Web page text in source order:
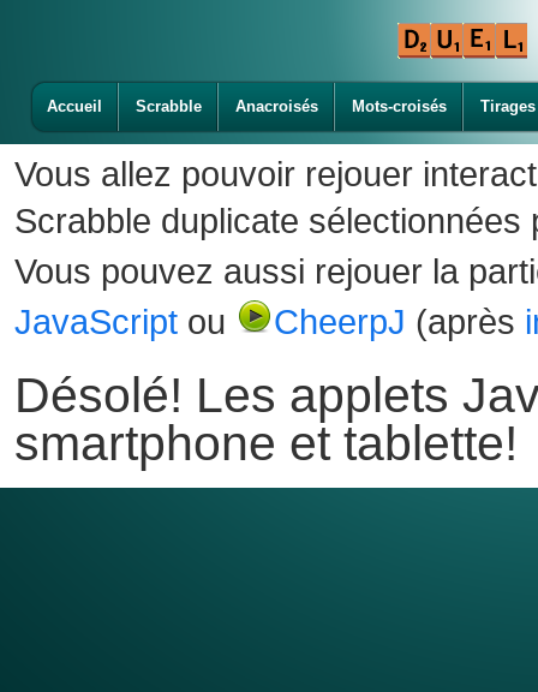
Accueil Scrabble Anacroisés Mots-croisés Tirages
Vous allez pouvoir rejouer
Scrabble duplicate sélectionnées
Vous pouvez aussi rejouer la
JavaScript ou CheerpJ (après
Désolé! Les applets
smartphone et tablette!